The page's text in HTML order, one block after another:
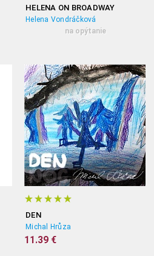
HELENA ON BROADWAY
Helena Vondráčková
na opýtanie
DEN
Michal Hrůza
11.39 €